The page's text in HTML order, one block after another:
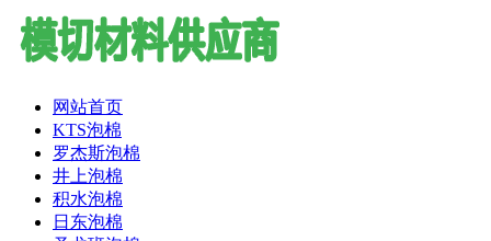
网站首页
KTS泡棉
罗杰斯泡棉
井上泡棉
积水泡棉
日东泡棉